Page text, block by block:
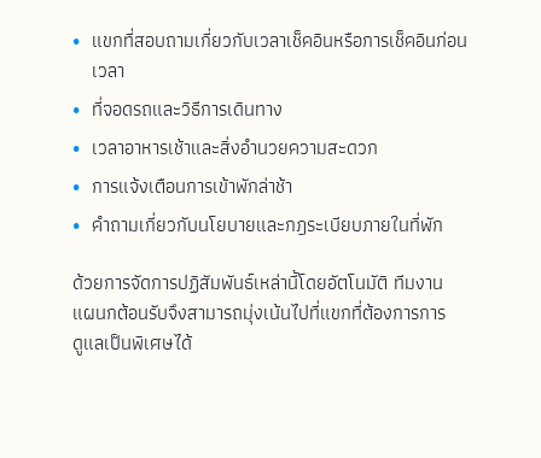
แขกที่สอบถามเกี่ยวกับเวลาเช็คอินหรือการเช็คอินก่อน
เวลา
ที่จอดรถและวิธีการเดินทาง
เวลาอาหารเช้าและสิ่งอำนวยความสะดวก
การแจ้งเตือนการเข้าพักล่าช้า
คำถามเกี่ยวกับนโยบายและกฎระเบียบภายในที่พัก
ด้วยการจัดการปฏิสัมพันธ์เหล่านี้โดยอัตโนมัติ ทีมงาน
แผนกต้อนรับจึงสามารถมุ่งเน้นไปที่แขกที่ต้องการการ
ดูแลเป็นพิเศษได้